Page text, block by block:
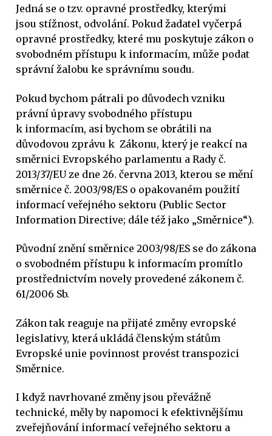
Jedná se o tzv. opravné prostředky, kterými
jsou stížnost, odvolání. Pokud žadatel vyčerpá
opravné prostředky, které mu poskytuje zákon o
svobodném přístupu k informacím, může podat
správní žalobu ke správnímu soudu.
Pokud bychom pátrali po důvodech vzniku
právní úpravy svobodného přístupu
k informacím, asi bychom se obrátili na
důvodovou zprávu k Zákonu, který je reakcí na
směrnici Evropského parlamentu a Rady č.
2013/37/EU ze dne 26. června 2013, kterou se mění
směrnice č. 2003/98/ES o opakovaném použití
informací veřejného sektoru (Public Sector
Information Directive; dále též jako „Směrnice“).
Původní znění směrnice 2003/98/ES se do zákona
o svobodném přístupu k informacím promítlo
prostřednictvím novely provedené zákonem č.
61/2006 Sb.
Zákon tak reaguje na přijaté změny evropské
legislativy, která ukládá členským státům
Evropské unie povinnost provést transpozici
Směrnice.
I když navrhované změny jsou převážně
technické, měly by napomoci k efektivnějšímu
zveřejňování informací veřejného sektoru a